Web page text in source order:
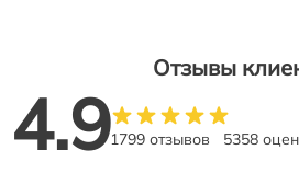
Отзывы
4.91799 отзывов 5358